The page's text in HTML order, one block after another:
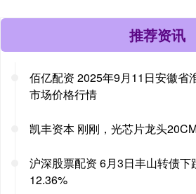
推荐资讯
佰亿配资 2025年9月11日安徽省
市场价格行情
凯丰资本 刚刚，光芯片龙头
沪深股票配资 6月3日丰山转债
12.36%